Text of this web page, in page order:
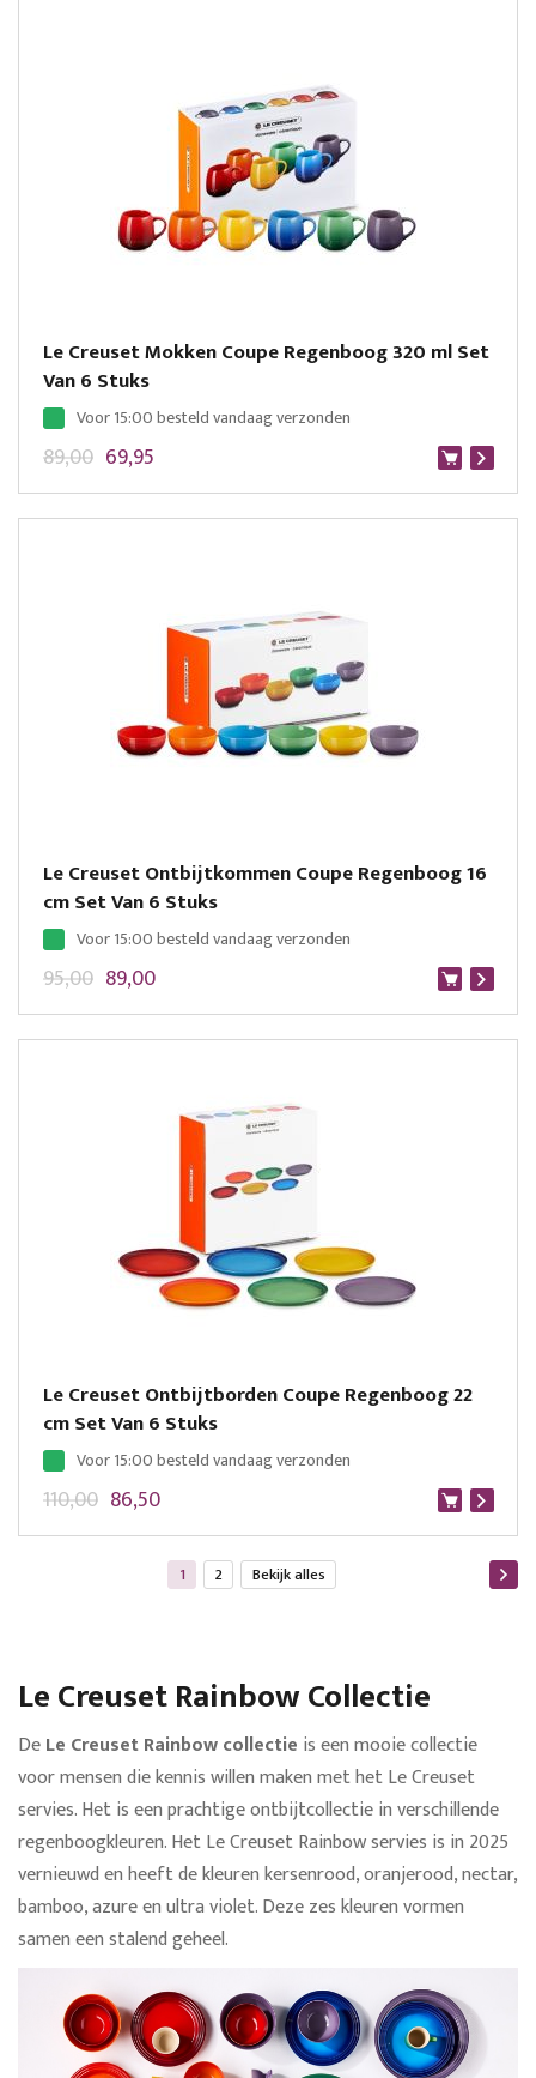
Le Creuset Mokken Coupe Regenboog 320 ml Set
Van 6 Stuks
Voor 15:00 besteld vandaag verzonden
69,95
89,00
Le Creuset Ontbijtkommen Coupe Regenboog 16
cm Set Van 6 Stuks
Voor 15:00 besteld vandaag verzonden
89,00
95,00
Le Creuset Ontbijtborden Coupe Regenboog 22
cm Set Van 6 Stuks
Voor 15:00 besteld vandaag verzonden
86,50
110,00
U lees momenteel pagina
1 Pagina
2 Bekijk alles
Bekijk alles
Le Creuset Rainbow Collectie
DeLe Creuset Rainbow collectie is een mooie collectie
voor mensen die kennis willen maken met het Le Creuset
servies. Het is een prachtige ontbijtcollectie in verschillende
regenboogkleuren. Het Le Creuset Rainbow servies is in 2025
vernieuwd en heeft de kleuren kersenrood, oranjerood, nectar,
bamboo, azure en ultra violet. Deze zes kleuren vormen
samen een stalend geheel.